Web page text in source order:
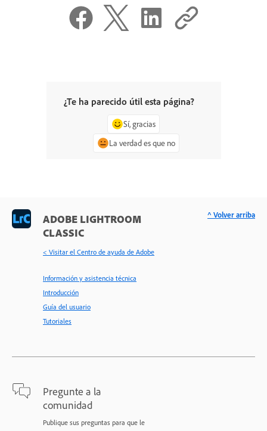
¿Te ha parecido útil esta página?
Sí, gracias
La verdad es que no
ADOBE LIGHTROOM
CLASSIC
< Visitar el Centro de ayuda de Adobe
Información y asistencia técnica
Introducción
Guía del usuario
Tutoriales
Pregunte a la
comunidad
Publique sus preguntas para que le
^ Volver arriba